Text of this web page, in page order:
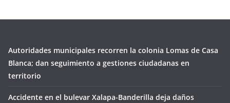
Autoridades municipales recorren la colonia Lomas de Casa
Blanca; dan seguimiento a gestiones ciudadanas en
territorio
Accidente en el bulevar Xalapa-Banderilla deja daños